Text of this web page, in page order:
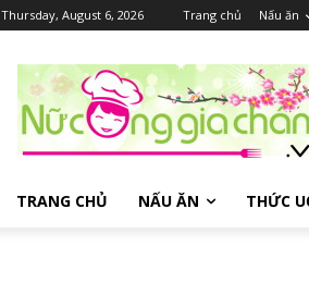
Thursday, August 6, 2026 Trang chủ Nấu ăn
TRANG CHỦ NẤU ĂN THỨC